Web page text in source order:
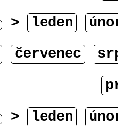
> leden
červenec
> leden